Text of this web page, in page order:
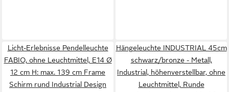
Licht-Erlebnisse Pendelleuchte
FABIO, ohne Leuchtmittel, E14 Ø
12 cm H: max. 139 cm Frame
Schirm rund Industrial Design
Hängeleuchte INDUSTRIAL 45cm
schwarz/bronze - Metall,
Industrial, höhenverstellbar, ohne
Leuchtmittel, Runde